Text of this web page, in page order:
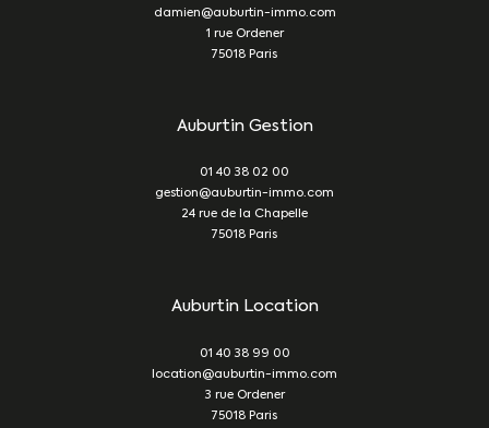
damien@auburtin-immo.com
1 rue Ordener
75018
Paris
Auburtin Gestion
01 40 38 02 00
gestion@auburtin-immo.com
24 rue de la Chapelle
75018
Paris
Auburtin Location
01 40 38 99 00
location@auburtin-immo.com
3 rue Ordener
75018
Paris